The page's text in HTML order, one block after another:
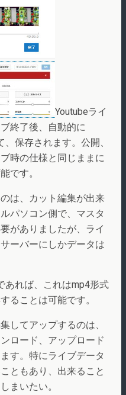
Youtubeライ
終了後、自動的に
保存されます。公開、
時の仕様と同じままに
です。
は、カット編集が出来
パソコン側で、マスタ
がありましたが、ライ
ーバーにしかデータは
あれば、これはmp4形式
ることは可能です。
してアップするのは、
ロード、アップロード
す。特にライブデータ
ともあり、出来ること
まいたい。